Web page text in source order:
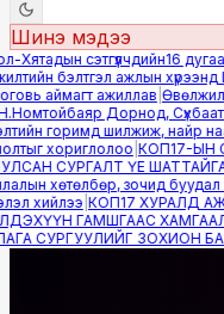
Шинэ мэдээ
сэтгүүлчдийн16
бэлтгэл ажлын хүрээнд
аймагт ажиллав|
Дорнод,
горимд шилжиж, найр
хориглолоо|КОП17-ЫН
СУРГАЛТ ҮЕ
хөтөлбөр, зочид буудал
хийлээ|КОП17 ХУРАЛД
ГАМШГААС
СУРГУУЛИЙГ ЗОХИОН